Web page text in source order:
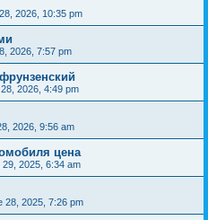
2026, 10:35 pm
2026, 7:57 pm
2026, 4:49 pm
2026, 9:56 am
цена
29, 2025, 6:34 am
28, 2025, 7:26 pm